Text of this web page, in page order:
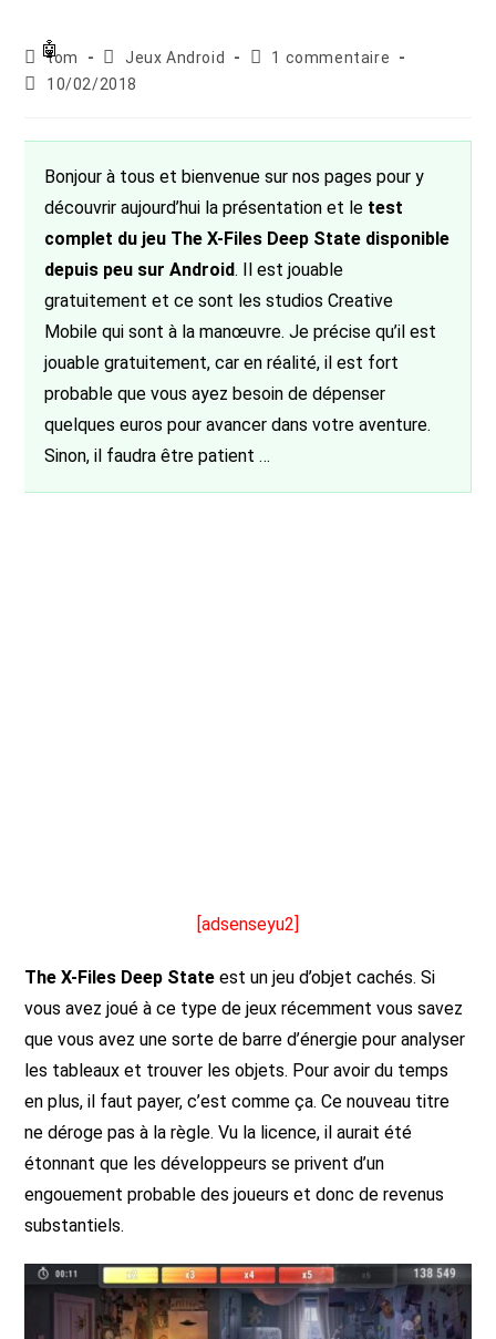
Auteur/autrice
de
tom
Post
category:
Jeux Android
Commentaires
1 commentaire
Publication
10/02/2018
Bonjour à tous et bienvenue sur nos pages pour y
découvrir aujourd’hui la présentation et le test
complet du jeu The X-Files Deep State disponible
depuis peu sur Android. Il est jouable
gratuitement et ce sont les studios Creative
Mobile qui sont à la manœuvre. Je précise qu’il est
jouable gratuitement, car en réalité, il est fort
probable que vous ayez besoin de dépenser
quelques euros pour avancer dans votre aventure.
Sinon, il faudra être patient …
[adsenseyu2]
The X-Files Deep State est un jeu d’objet cachés. Si
vous avez joué à ce type de jeux récemment vous savez
que vous avez une sorte de barre d’énergie pour analyser
les tableaux et trouver les objets. Pour avoir du temps
en plus, il faut payer, c’est comme ça. Ce nouveau titre
ne déroge pas à la règle. Vu la licence, il aurait été
étonnant que les développeurs se privent d’un
engouement probable des joueurs et donc de revenus
substantiels.